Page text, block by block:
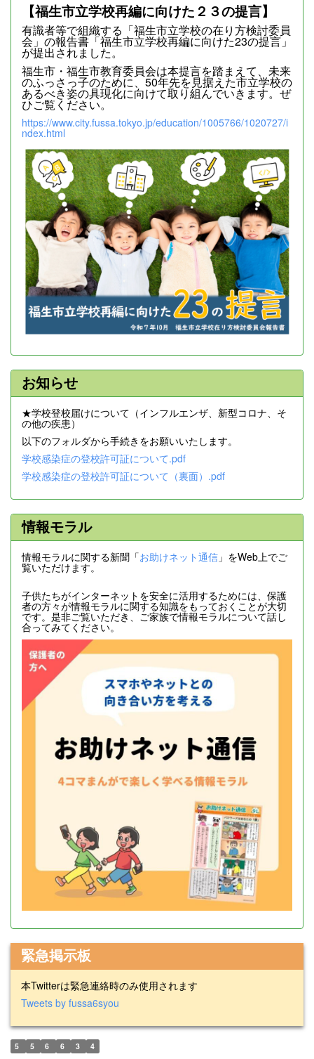
【福生市立学校再編に向けた２３の提言】
有識者等で組織する「福生市立学校の在り方検討委員
会」の報告書「福生市立学校再編に向けた23の提言」
が提出されました。
福生市・福生市教育委員会は本提言を踏まえて、未来
のふっさっ子のために、50年先を見据えた市立学校の
あるべき姿の具現化に向けて取り組んでいきます。ぜ
ひご覧ください。
https://www.city.fussa.tokyo.jp/education/1005766/1020727/i
ndex.html
お知らせ
★学校登校届けについて（インフルエンザ、新型コロナ、そ
の他の疾患）
以下のフォルダから手続きをお願いいたします。
学校感染症の登校許可証について.pdf
学校感染症の登校許可証について（裏面）.pdf
情報モラル
情報モラルに関する新聞「お助けネット通信 」をWeb上でご
覧いただけます。
子供たちがインターネットを安全に活用するためには、保護
者の方々が情報モラルに関する知識をもっておくことが大切
です。是非ご覧いただき、ご家族で情報モラルについて話し
合ってみてください。
緊急掲示板
本Twitterは緊急連絡時のみ使用されます
Tweets by fussa6syou
5 5 6 6 3 4